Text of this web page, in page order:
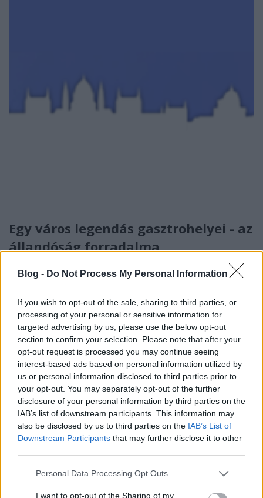
Blog - Do Not Process My Personal Information
If you wish to opt-out of the sale, sharing to third parties, or
processing of your personal or sensitive information for
targeted advertising by us, please use the below opt-out
section to confirm your selection. Please note that after your
opt-out request is processed you may continue seeing
interest-based ads based on personal information utilized by
us or personal information disclosed to third parties prior to
your opt-out. You may separately opt-out of the further
disclosure of your personal information by third parties on the
IAB’s list of downstream participants. This information may
also be disclosed by us to third parties on the IAB’s List of
Downstream Participants that may further disclose it to other
Please note that this website/app uses one or more Google
not limited to your visit or usage behaviour. You may click to
Personal Data Processing Opt Outs
I want to opt-out of the Sharing of my
Egy város legendás gasztrohelyei - az
állandóság forradalma
Na, ez aztán egy igazi, tőrőlmetszett magazinos cím
lett, igaz? És akkor most ilyenkor jönne egy húsz perc
alatt összecsapott lista olyan helyekről, ...